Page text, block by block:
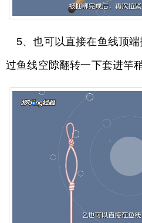
5、也可以直接在鱼线顶
过鱼线空隙翻转一下套进竿